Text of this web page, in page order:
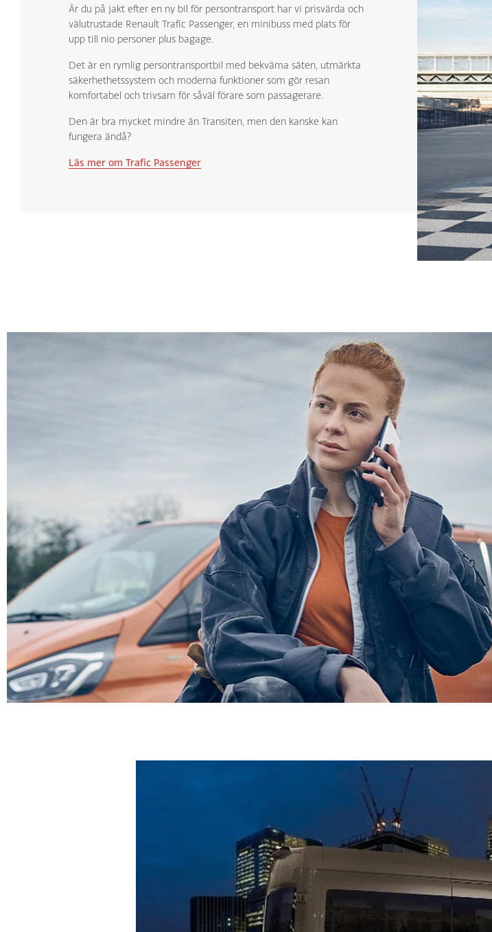
Är du på jakt efter en ny bil för persontransport har vi prisvärda och
välutrustade Renault Trafic Passenger, en minibuss med plats för
upp till nio personer plus bagage.
Det är en rymlig persontransportbil med bekväma säten, utmärkta
säkerhethetssystem och moderna funktioner som gör resan
komfortabel och trivsam för såväl förare som passagerare.
Den är bra mycket mindre än Transiten, men den kanske kan
fungera ändå?
Läs mer om Trafic Passenger